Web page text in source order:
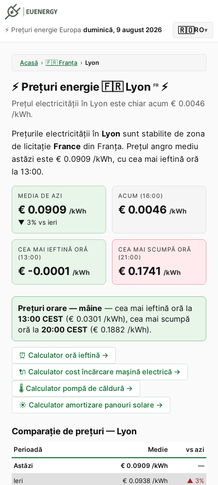
⚡️ Prețuri energie Europa duminică, 9 august 2026 🇷🇴RO▾
Acasă › 🇫🇷 Franța › Lyon
⚡️ Prețuri energie🇫🇷 Lyon FR ⚡️
Prețul electricității în Lyon este chiar acum € 0.0046
/kWh.
Prețurile electricității în Lyon sunt stabilite de zona
de licitație France din Franța. Prețul angro mediu
astăzi este € 0.0909 /kWh, cu cea mai ieftină oră
la 13:00.
MEDIA DE AZI
€ 0.0909 /kWh
▼ 3% vs ieri
ACUM (16:00)
€ 0.0046 /kWh
CEA MAI IEFTINĂ ORĂ
(13:00)
€ -0.0001 /kWh
CEA MAI SCUMPĂ ORĂ
(21:00)
€ 0.1741 /kWh
Prețuri orare — mâine — cea mai ieftină oră la
13:00 CEST (€ 0.0301 /kWh), cea mai scumpă
oră la 20:00 CEST (€ 0.1882 /kWh).
⏰ Calculator oră ieftină →
🔌 Calculator cost încărcare mașină electrică →
🌡️ Calculator pompă de căldură →
☀️ Calculator amortizare panouri solare →
Comparație de prețuri — Lyon
Perioadă Medie vs azi
Astăzi € 0.0909 /kWh
—
Ieri
€ 0.0938 /kWh ▲ 3%